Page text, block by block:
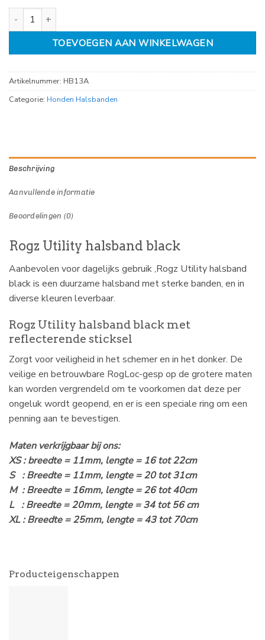
Rogz Utility halsband black, diverse maten aantal
TOEVOEGEN AAN WINKELWAGEN
Artikelnummer: HB13A
Categorie: Honden Halsbanden
Beschrijving
Aanvullende informatie
Beoordelingen (0)
Rogz Utility halsband black
Aanbevolen voor dagelijks gebruik ,Rogz Utility halsband
black is een duurzame halsband met sterke banden, en in
diverse kleuren leverbaar.
Rogz Utility halsband black met
reflecterende sticksel
Zorgt voor veiligheid in het schemer en in het donker. De
veilige en betrouwbare RogLoc-gesp op de grotere maten
kan worden vergrendeld om te voorkomen dat deze per
ongeluk wordt geopend, en er is een speciale ring om een ​​
penning aan te bevestigen.
Maten verkrijgbaar bij ons:
XS : breedte = 11mm, lengte = 16 tot 22cm
S : Breedte = 11mm, lengte = 20 tot 31cm
M : Breedte = 16mm, lengte = 26 tot 40cm
L : Breedte = 20mm, lengte = 34 tot 56 cm
XL : Breedte = 25mm, lengte = 43 tot 70cm
Producteigenschappen